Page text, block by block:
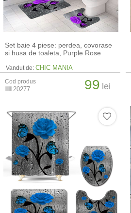
Set baie 4 piese: perdea, covorase
si husa de toaleta, Purple Rose
Vandut de: CHIC MANIA
Cod produs
20277 99 lei